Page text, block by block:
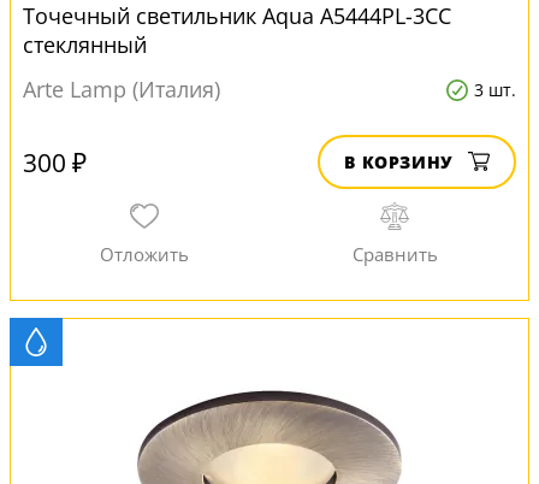
Точечный светильник Aqua A5444PL-3CC
стеклянный
Arte Lamp (Италия)
3 шт.
300 ₽ В КОРЗИНУ